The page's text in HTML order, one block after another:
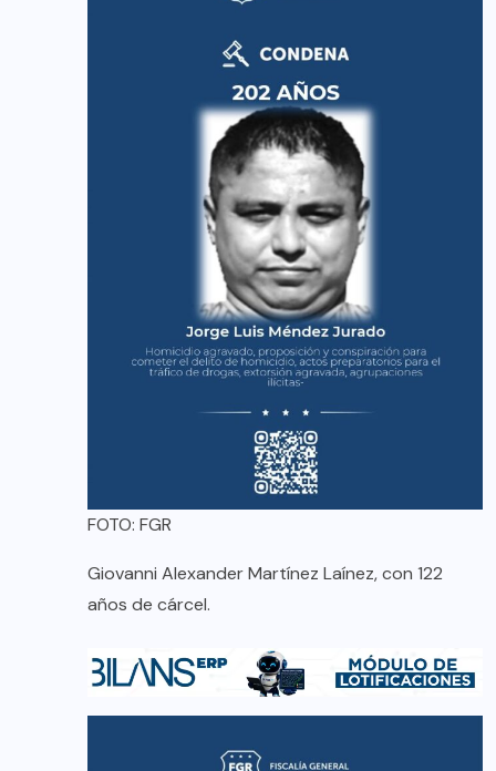
FOTO: FGR
Giovanni Alexander Martínez Laínez, con 122
años de cárcel.